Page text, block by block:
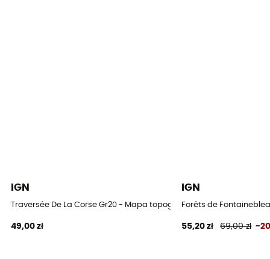
IGN
Traversée De La Corse Gr20 - Mapa topograficzna
49,00 zł
IGN
Forêts de
55,20 zł 69,00 zł -